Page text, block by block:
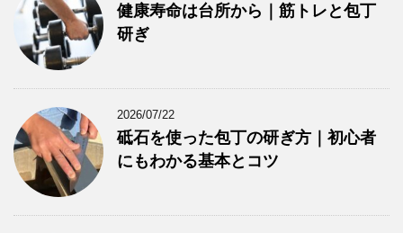
健康寿命は台所から｜筋トレと包丁
研ぎ
2026/07/22
砥石を使った包丁の研ぎ方｜初心者
にもわかる基本とコツ